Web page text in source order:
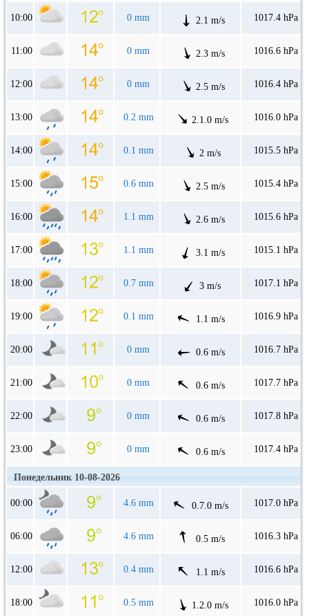
10:00 0 mm 2.1 m/s 1017.4 hPa
11:00 0 mm 2.3 m/s 1016.6 hPa
12:00 0 mm 2.5 m/s 1016.4 hPa
13:00 0.2 mm 2.1.0 m/s 1016.0 hPa
14:00 0.1 mm 2 m/s 1015.5 hPa
15:00 0.6 mm 2.5 m/s 1015.4 hPa
16:00 1.1 mm 2.6 m/s 1015.6 hPa
17:00 1.1 mm 3.1 m/s 1015.1 hPa
18:00 0.7 mm 3 m/s 1017.1 hPa
19:00 0.1 mm 1.1 m/s 1016.9 hPa
20:00 0 mm 0.6 m/s 1016.7 hPa
21:00 0 mm 0.6 m/s 1017.7 hPa
22:00 0 mm 0.6 m/s 1017.8 hPa
23:00 0 mm 0.6 m/s 1017.4 hPa
Понедельник 10-08-2026
00:00 4.6 mm 0.7.0 m/s 1017.0 hPa
06:00 4.6 mm 0.5 m/s 1016.3 hPa
12:00 0.4 mm 1.1 m/s 1016.6 hPa
18:00 0.5 mm 1.2.0 m/s 1016.0 hPa